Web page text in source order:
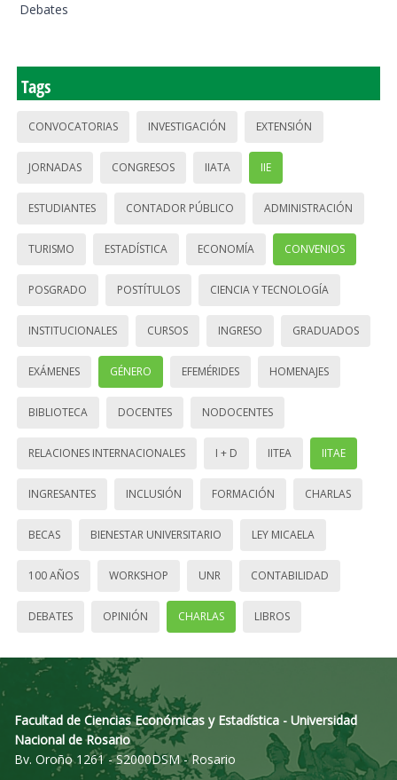
Debates
Tags
CONVOCATORIAS INVESTIGACIÓN EXTENSIÓN
JORNADAS CONGRESOS IIATA IIE
ESTUDIANTES CONTADOR PÚBLICO ADMINISTRACIÓN
TURISMO ESTADÍSTICA ECONOMÍA CONVENIOS
POSGRADO POSTÍTULOS CIENCIA Y TECNOLOGÍA
INSTITUCIONALES CURSOS INGRESO GRADUADOS
EXÁMENES GÉNERO EFEMÉRIDES HOMENAJES
BIBLIOTECA DOCENTES NODOCENTES
RELACIONES INTERNACIONALES I + D IITEA IITAE
INGRESANTES INCLUSIÓN FORMACIÓN CHARLAS
BECAS BIENESTAR UNIVERSITARIO LEY MICAELA
100 AÑOS WORKSHOP UNR CONTABILIDAD
DEBATES OPINIÓN CHARLAS LIBROS
Facultad de Ciencias Económicas y Estadística - Universidad
Nacional de Rosario
Bv. Oroño 1261 - S2000DSM - Rosario